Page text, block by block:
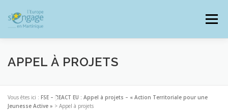
contenu
Menu
PROGRAMMES J’AI UN PROJET
APPEL À PROJETS
Vous êtes ici : FSE – REACT EU : Appel à projets – « Action Territoriale pour une
Jeunesse Active » > Appel à projets